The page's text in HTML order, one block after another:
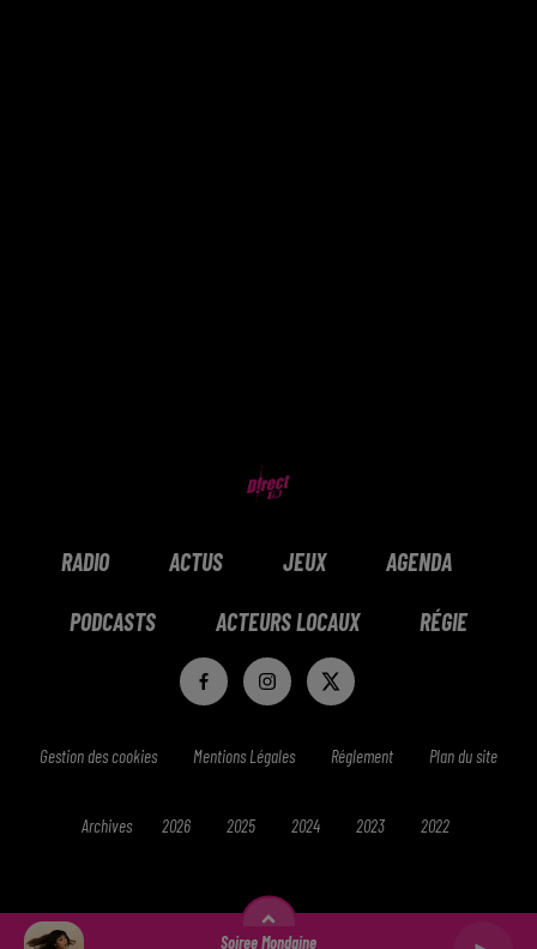
Soiree Mondaine
RADIO ACTUS JEUX AGENDA
PODCASTS ACTEURS LOCAUX RÉGIE
Gestion des cookies Mentions Légales Réglement Plan du site
Archives 2026 2025 2024 2023 2022